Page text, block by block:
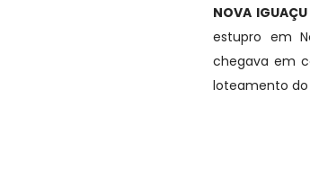
NOVA
estupro em
chegava em
loteamento do